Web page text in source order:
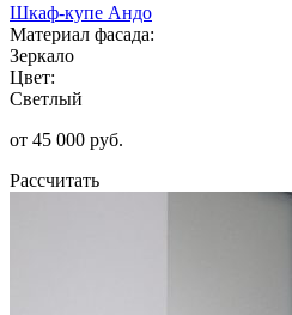
Шкаф-купе Андо
Материал фасада:
Зеркало
Цвет:
Светлый
от 45 000 руб.
Рассчитать